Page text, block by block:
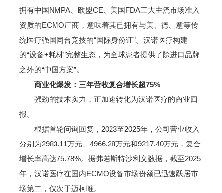
拥有中国NMPA、欧盟CE、美国FDA三大主流市场准入
资质的ECMO厂商，意味着其已拥有与美、德、意等传
统医疗强国同台竞技的“国际身份证”。汉诺医疗构建
的“设备+耗材”完整生态，为全球患者提供了除进口品牌
之外的“中国方案”。
商业化爆发：三年营收复合增长超75%
强劲的技术实力，正加速转化为汉诺医疗的商业回
报。
根据首轮问询回复，2023至2025年，公司营业收入
分别为2983.11万元、4966.28万元和9217.40万元，复合
增长率高达75.78%。据弗若斯特沙利文数据，截至2025
年，汉诺医疗在国内ECMO设备市场份额已迅速跃居市
场第二，仅次于迈柯唯。